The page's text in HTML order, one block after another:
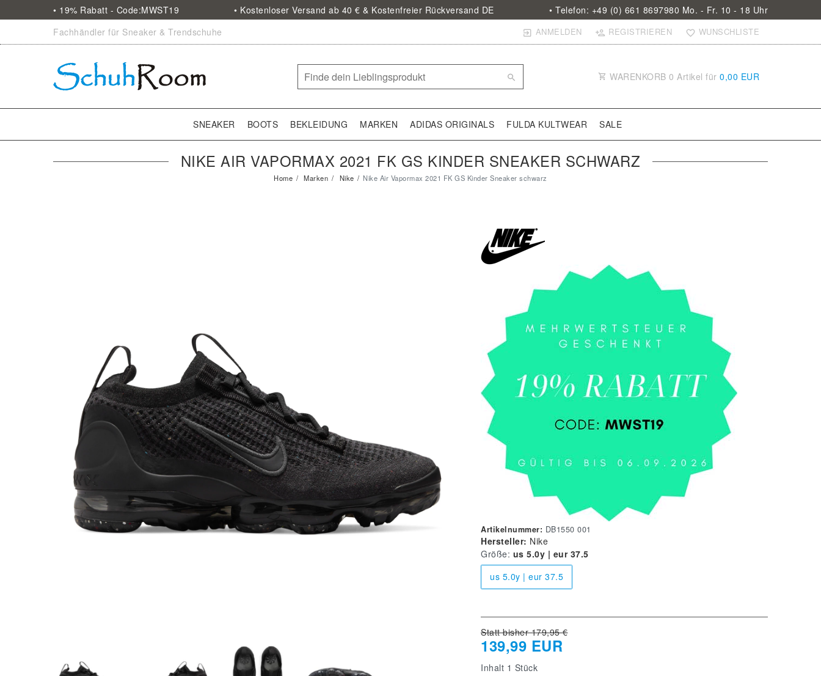
• 19% Rabatt - Code:MWST19 • Kostenloser Versand ab 40 € & Kostenfreier Rückversand DE
• Telefon: +49 (0) 661 8697980 Mo. - Fr. 10 - 18 Uhr
Fachhändler für Sneaker & Trendschuhe
ANMELDEN REGISTRIEREN WUNSCHLISTE
WARENKORB 0 Artikel für 0,00 EUR
SNEAKER BOOTS BEKLEIDUNG MARKEN ADIDAS ORIGINALS FULDA KULTWEAR SALE
NIKE AIR VAPORMAX 2021 FK GS KINDER SNEAKER SCHWARZ
Home Marken Nike Nike Air Vapormax 2021 FK GS Kinder Sneaker schwarz
Artikelnummer: DB1550 001
Hersteller: Nike
Größe: us 5.0y | eur 37.5
us 5.0y | eur 37.5
Statt bisher 179,95 €
139,99 EUR
Inhalt 1 Stück